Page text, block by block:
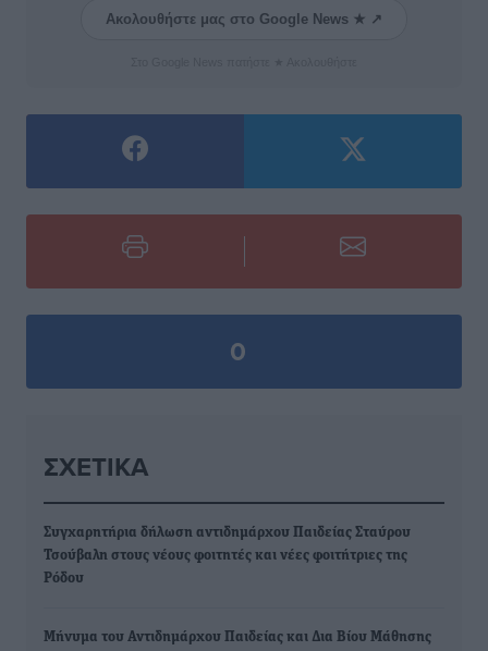
Ακολουθήστε μας στο Google News ★ ↗
0
ΣΧΕΤΙΚΆ
Συγχαρητήρια δήλωση αντιδημάρχου Παιδείας Σταύρου
Τσούβαλη στους νέους φοιτητές και νέες φοιτήτριες της
Ρόδου
Μήνυμα του Αντιδημάρχου Παιδείας και Δια Βίου Μάθησης